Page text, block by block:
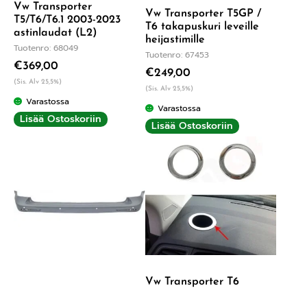
Vw Transporter
T5/T6/T6.1 2003-2023
astinlaudat (L2)
Tuotenro: 68049
€369,00
(Sis. Alv 25,5%)
Varastossa
Lisää Ostoskoriin
Vw Transporter T5GP /
T6 takapuskuri leveille
heijastimille
Tuotenro: 67453
€249,00
(Sis. Alv 25,5%)
Varastossa
Lisää Ostoskoriin
Vw Transporter T6